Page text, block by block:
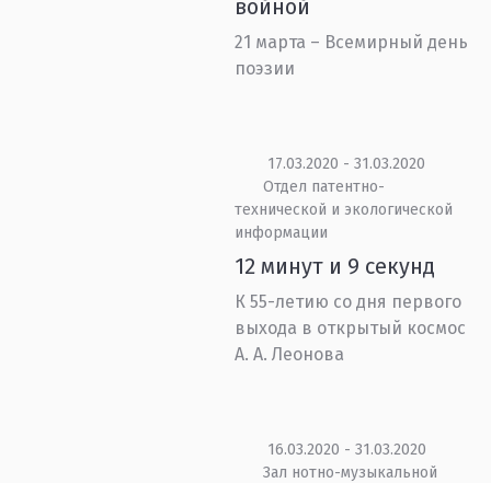
войной
21 марта – Всемирный день
поэзии
17.03.2020 - 31.03.2020
Отдел патентно-
технической и экологической
информации
12 минут и 9 секунд
К 55-летию со дня первого
выхода в открытый космос
А. А. Леонова
16.03.2020 - 31.03.2020
Зал нотно-музыкальной